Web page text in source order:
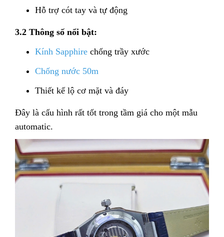
Hỗ trợ cót tay và tự động
3.2 Thông số nổi bật:
Kính Sapphire chống trầy xước
Chống nước 50m
Thiết kế lộ cơ mặt và đáy
Đây là cấu hình rất tốt trong tầm giá cho một mẫu
automatic.